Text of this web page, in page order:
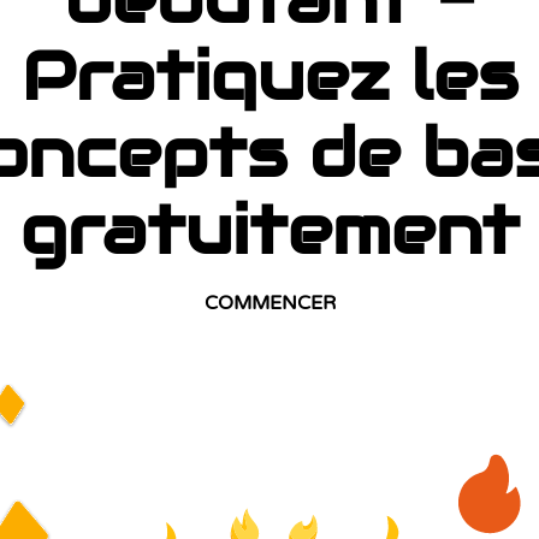
Pratiquez les
de
gratuitement
COMMENCER